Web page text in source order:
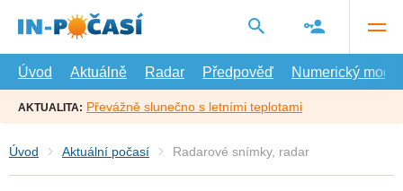
hlavní
Úvod
Aktuálně Radar Předpověď Numerický model
AKTUALITA: Převážně slunečno s letními teplotami
Úvod Aktuální počasí Radarové snímky, radar